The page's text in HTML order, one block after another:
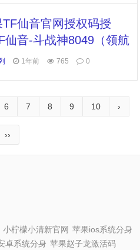
TF仙音官网授权码授
仙音-斗战神8049（领航
品）1年前 765 0
6 7 8 9 10 ›
››
小柠檬小清新官网 苹果ios系统分身
卓系统分身 苹果赵子龙激活码